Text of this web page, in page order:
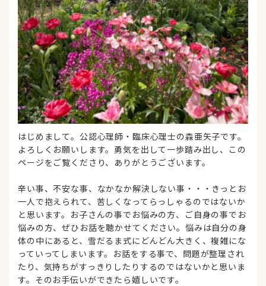
はじめまして。公認心理師・臨床心理士の森亜矢子です。
よろしくお願いします。勇気を出して一歩踏み出し、この
ページをご覧くださり、ありがとうございます。
辛い事、不安な事、なかなか解決しない事・・・きっとお
一人で抱えられて、苦しくなってらっしゃるのではないか
と思います。お子さんの事でお悩みの方、ご自身の事でお
悩みの方、ぜひお話を聴かせてください。悩みは自分の身
体の中にあると、雪だるま式にどんどん大きく、複雑にな
っていってしまいます。お話をする事で、問題が整理され
たり、気持ちがすっきりしたりするのではないかと思いま
す。そのお手伝いができたら嬉しいです。